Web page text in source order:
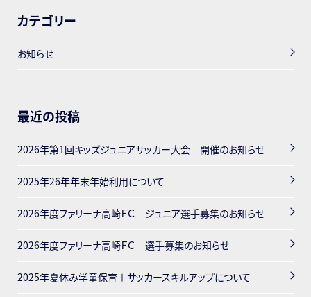
カテゴリー
お知らせ
最近の投稿
2026年第1回キッズジュニアサッカー大会 開催のお知らせ
2025年26年年末年始利用について
2026年度ファリーナ高崎ＦＣ ジュニア選手募集のお知らせ
2026年度ファリーナ高崎ＦＣ 選手募集のお知らせ
2025年夏休み学童保育＋サッカースキルアップについて